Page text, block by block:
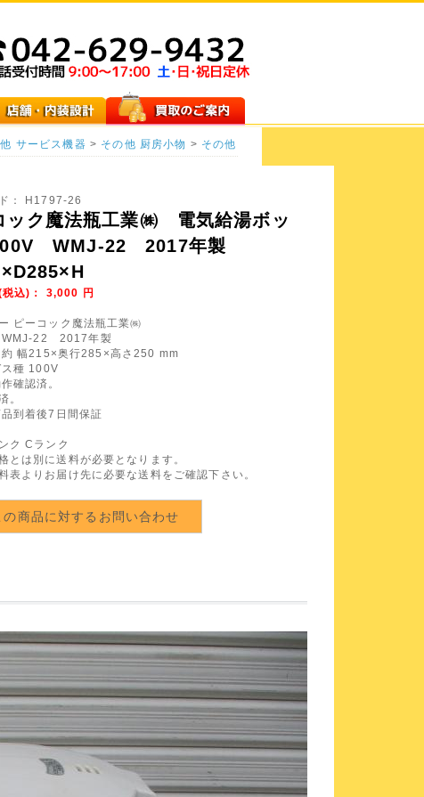
サービス機器 > その他 厨房小物 > その他
： H1797-26
ック魔法瓶工業㈱ 電気給湯ボッ
WMJ-22 2017年製
込)： 3,000 円
ピーコック魔法瓶工業㈱
22 2017年製
約 幅215×奥行285×高さ250 mm
ス種 100V
確認済。
。
品到着後7日間保証
ク Cランク
とは別に送料が必要となります。
表よりお届け先に必要な送料をご確認下さい。
の商品に対するお問い合わせ